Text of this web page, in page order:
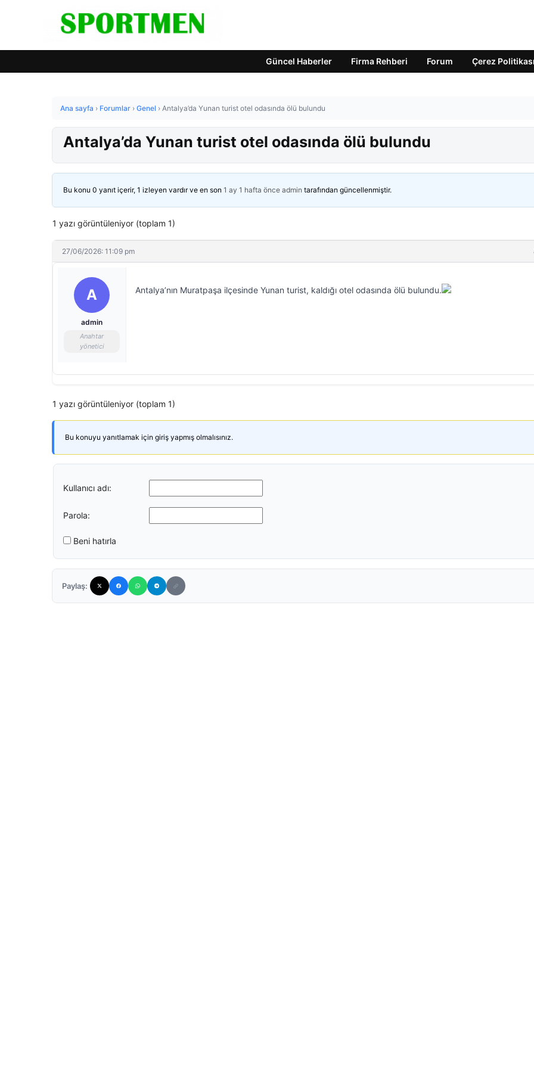
Güncel Haberler Firma Rehberi Forum Çerez Politikası
Ana sayfa › Forumlar › Genel › Antalya’da Yunan turist otel odasında ölü bulundu
Antalya’da Yunan turist otel odasında ölü bulundu
Bu konu 0 yanıt içerir, 1 izleyen vardır ve en son 1 ay 1 hafta önce admin tarafından güncellenmiştir.
1 yazı görüntüleniyor (toplam 1)
27/06/2026: 11:09 pm
A
admin
Anahtar
yönetici
Antalya’nın Muratpaşa ilçesinde Yunan turist, kaldığı otel odasında ölü bulundu.
1 yazı görüntüleniyor (toplam 1)
Bu konuyu yanıtlamak için giriş yapmış olmalısınız.
Kullanıcı adı:
Parola:
Beni hatırla
Paylaş: